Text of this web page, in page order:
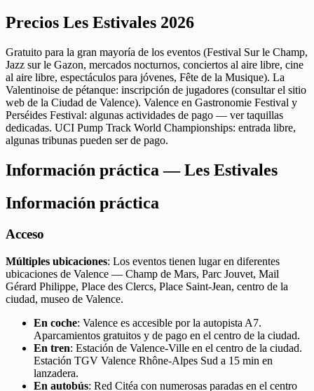
Precios Les Estivales 2026
Gratuito para la gran mayoría de los eventos (Festival Sur le Champ,
Jazz sur le Gazon, mercados nocturnos, conciertos al aire libre, cine
al aire libre, espectáculos para jóvenes, Fête de la Musique). La
Valentinoise de pétanque: inscripción de jugadores (consultar el sitio
web de la Ciudad de Valence). Valence en Gastronomie Festival y
Perséides Festival: algunas actividades de pago — ver taquillas
dedicadas. UCI Pump Track World Championships: entrada libre,
algunas tribunas pueden ser de pago.
Información práctica — Les Estivales
Información práctica
Acceso
Múltiples ubicaciones: Los eventos tienen lugar en diferentes
ubicaciones de Valence — Champ de Mars, Parc Jouvet, Mail
Gérard Philippe, Place des Clercs, Place Saint-Jean, centro de la
ciudad, museo de Valence.
En coche: Valence es accesible por la autopista A7.
Aparcamientos gratuitos y de pago en el centro de la ciudad.
En tren: Estación de Valence-Ville en el centro de la ciudad.
Estación TGV Valence Rhône-Alpes Sud a 15 min en
lanzadera.
En autobús: Red Citéa con numerosas paradas en el centro